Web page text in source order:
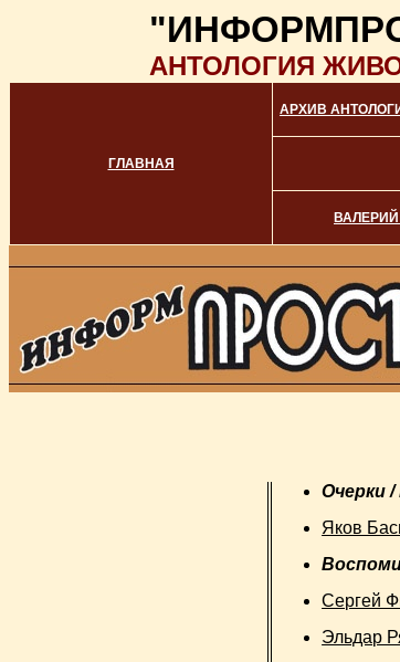
АНТОЛОГИЯ
ГЛАВНАЯ
АРХИВ
Очерки
Яков
Сергей
Эльдар